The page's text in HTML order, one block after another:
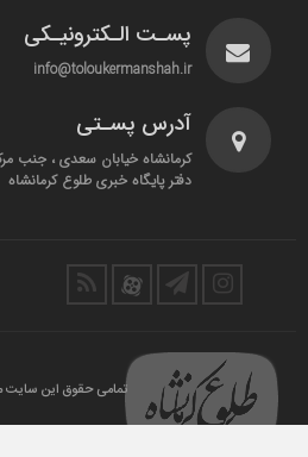
پسـت الـکترونیـکی
info@toloukermanshah.ir
آدرس پسـتی
دفتر پایگاه خبری طلوع کرمانشاه
تمامی حقوق این سایت